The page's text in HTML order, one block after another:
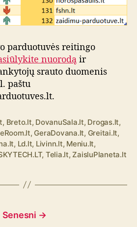
parduotuvės reitingo
nuorodą ir
srauto duomenis
paštu
, Breto.lt, DovanuSala.lt, Drogas.lt,
, GeraDovana.lt, Greitai.lt,
, Ld.lt, Livinn.lt, Meniu.lt,
, Telia.lt, ZaisluPlaneta.lt
Senesni →